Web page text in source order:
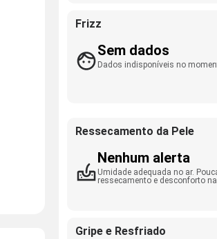
Frizz
Sem dados
Dados indisponíveis no
Ressecamento da Pele
Nenhum alerta
Umidade adequada no ar.
ressecamento e desconforto
Gripe e Resfriado